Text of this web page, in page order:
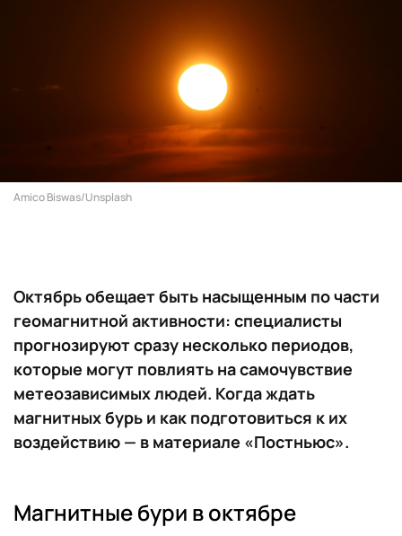
Amico Biswas/Unsplash
Октябрь обещает быть насыщенным по части
геомагнитной активности: специалисты
прогнозируют сразу несколько периодов,
которые могут повлиять на самочувствие
метеозависимых людей. Когда ждать
магнитных бурь и как подготовиться к их
воздействию — в материале «Постньюс».
Магнитные бури в октябре